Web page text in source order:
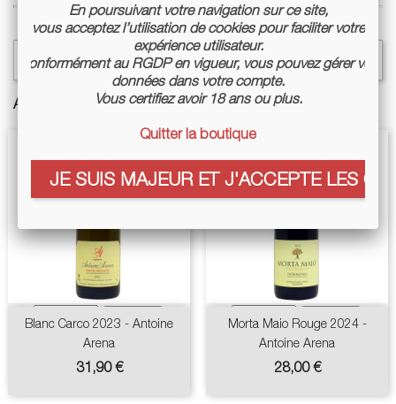
Sélectionner un filtre 
Affichage 1-2 de 2 article(s)
Blanc Carco 2023 - Antoine
Arena
Prix
31,90 €
Morta Maio Rouge 2024 -
Antoine Arena
Prix
28,00 €
En poursuivant votre navigation sur ce site,
vous acceptez l’utilisation de cookies pour faciliter votre
expérience utilisateur.
Conformément au RGDP en vigueur, vous pouvez gérer vos
données dans votre compte.
Vous certifiez avoir 18 ans ou plus.
Quitter la boutique
JE SUIS MAJEUR ET J'ACCEPTE LES